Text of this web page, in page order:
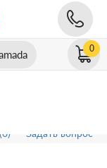
0
Задать вопрос